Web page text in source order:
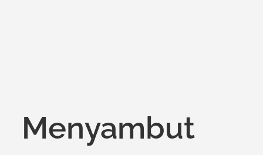
Menyambut